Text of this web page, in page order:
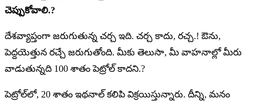
చెప్పుకోవాలి.?
దేశవ్యాప్తంగా జరుగుతున్న చర్చ ఇది. చర్చ కాదు, రచ్చ.! ఔను,
పెద్దయెత్తున రచ్చే జరుగుతోంది. మీకు తెలుసా, మీ వాహనాల్లో మీరు
వాడుతున్నది 100 శాతం పెట్రోల్ కాదని.?
పెట్రోల్‌లో, 20 శాతం ఇథనాల్ కలిపి విక్రయిస్తున్నారు. దీన్ని, మనం